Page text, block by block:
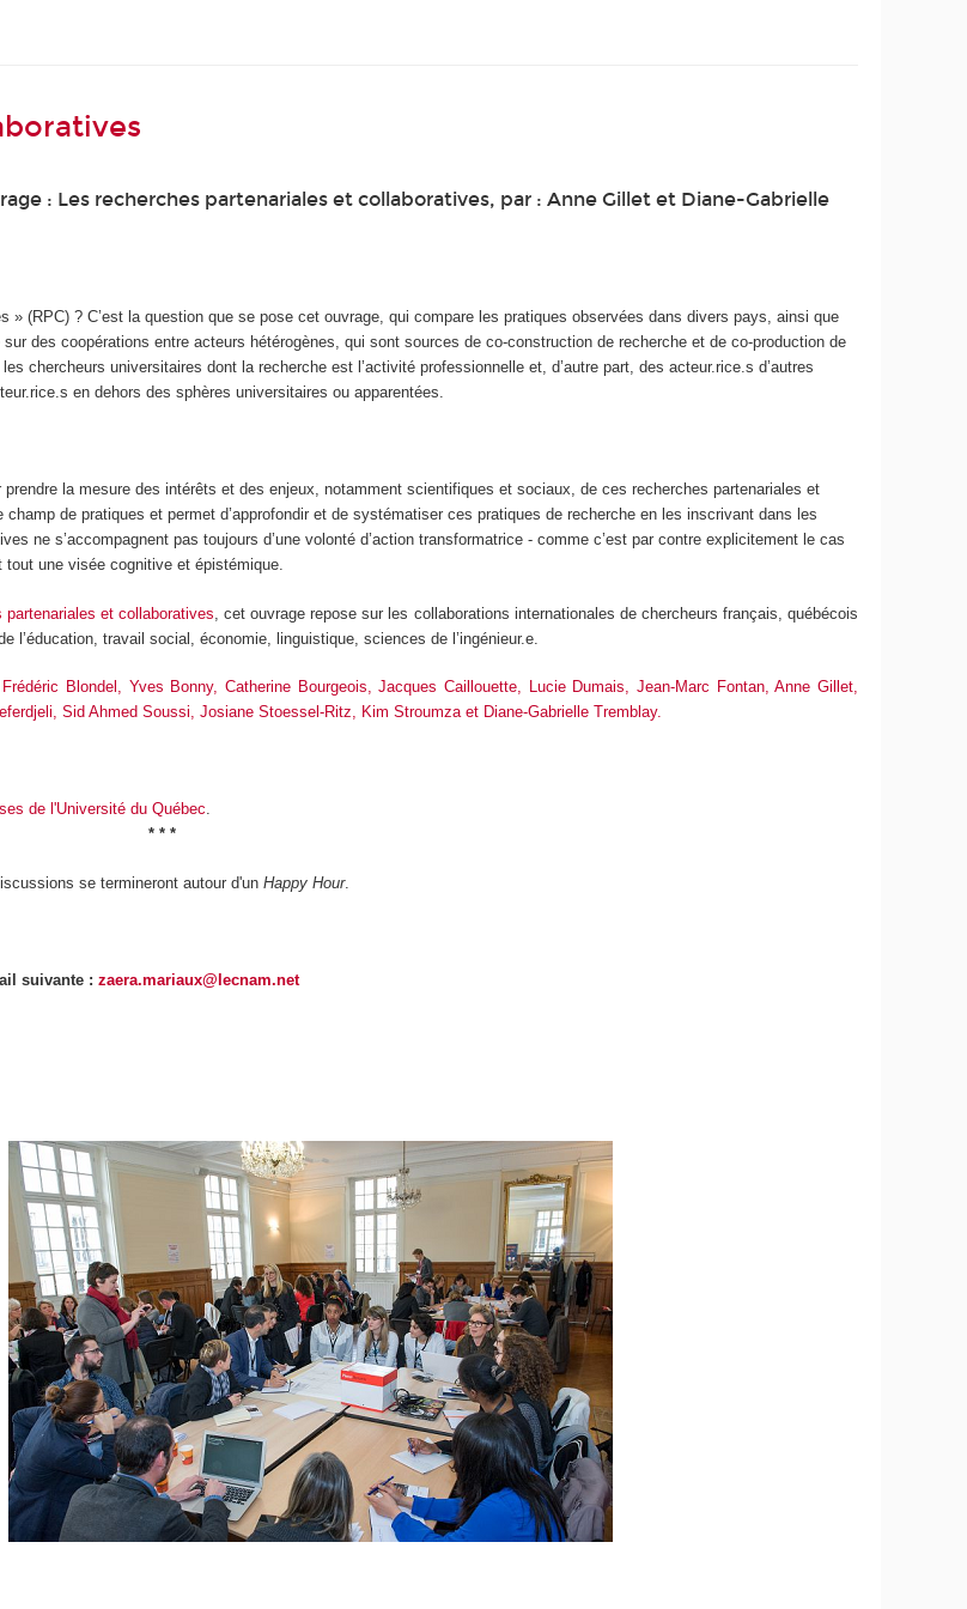
: Les recherches partenariales et collaboratives, par : Anne Gillet et Diane-Gabrielle
(RPC) ? C’est la question que se pose cet ouvrage, qui compare les pratiques observées dans divers pays, ainsi que
des coopérations entre acteurs hétérogènes, qui sont sources de co-construction de recherche et de co-production de
chercheurs universitaires dont la recherche est l’activité professionnelle et, d’autre part, des acteur.rice.s d’autres
en dehors des sphères universitaires ou apparentées.
la mesure des intérêts et des enjeux, notamment scientifiques et sociaux, de ces recherches partenariales et
de pratiques et permet d’approfondir et de systématiser ces pratiques de recherche en les inscrivant dans les
ne s’accompagnent pas toujours d’une volonté d’action transformatrice - comme c’est par contre explicitement le cas
une visée cognitive et épistémique.
partenariales et collaboratives , cet ouvrage repose sur les collaborations internationales de chercheurs français, québécois
travail social, économie, linguistique, sciences de l’ingénieur.e.
Blondel, Yves Bonny, Catherine Bourgeois, Jacques Caillouette, Lucie Dumais, Jean-Marc Fontan, Anne Gillet,
Sid Ahmed Soussi, Josiane Stoessel-Ritz, Kim Stroumza et Diane-Gabrielle Tremblay.
de l'Université du Québec.
* * *
se termineront autour d'unHappy Hour.
suivante :zaera.mariaux@lecnam.net